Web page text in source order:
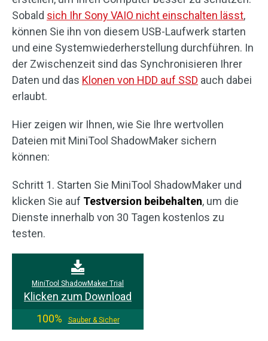
Sobald sich Ihr Sony VAIO nicht einschalten lässt,
können Sie ihn von diesem USB-Laufwerk starten
und eine Systemwiederherstellung durchführen. In
der Zwischenzeit sind das Synchronisieren Ihrer
Daten und das Klonen von HDD auf SSD auch dabei
erlaubt.
Hier zeigen wir Ihnen, wie Sie Ihre wertvollen
Dateien mit MiniTool ShadowMaker sichern
können:
Schritt 1. Starten Sie MiniTool ShadowMaker und
klicken Sie auf Testversion beibehalten, um die
Dienste innerhalb von 30 Tagen kostenlos zu
testen.
MiniTool ShadowMaker Trial
Klicken zum Download
100%
Sauber & Sicher